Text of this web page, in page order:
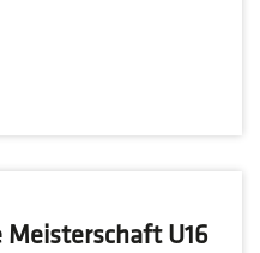
Meisterschaft U16